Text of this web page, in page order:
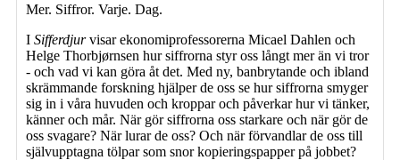
Mer. Siffror. Varje. Dag.
I Sifferdjurvisar ekonomiprofessorerna Micael Dahlen och
Helge Thorbjørnsen hur siffrorna styr oss långt mer än vi tror
- och vad vi kan göra åt det. Med ny, banbrytande och ibland
skrämmande forskning hjälper de oss se hur siffrorna smyger
sig in i våra huvuden och kroppar och påverkar hur vi tänker,
känner och mår. När gör siffrorna oss starkare och när gör de
oss svagare? När lurar de oss? Och när förvandlar de oss till
självupptagna tölpar som snor kopieringspapper på jobbet?